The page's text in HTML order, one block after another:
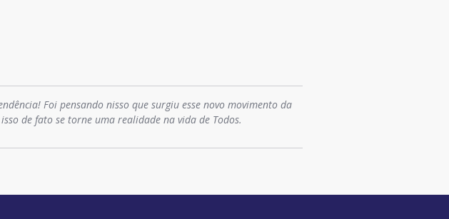
Foi pensando nisso que surgiu esse novo movimento da
de fato se torne uma realidade na vida de Todos.